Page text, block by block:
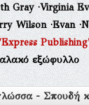
Gray·Virginia
Wilson·Evan
εξώφυλλο
- Σπουδή